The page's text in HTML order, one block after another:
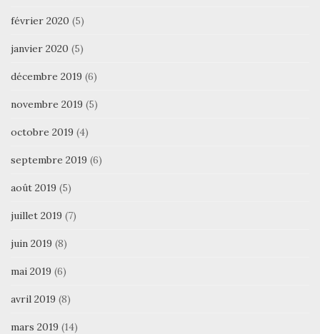
février 2020 (5)
janvier 2020 (5)
décembre 2019 (6)
novembre 2019 (5)
octobre 2019 (4)
septembre 2019 (6)
août 2019 (5)
juillet 2019 (7)
juin 2019 (8)
mai 2019 (6)
avril 2019 (8)
mars 2019 (14)